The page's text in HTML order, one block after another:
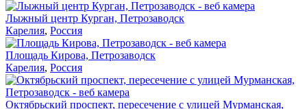
Лыжный центр Курган, Петрозаводск
Карелия, Россия
Площадь Кирова, Петрозаводск
Карелия, Россия
Октябрьский проспект, пересечение с улицей Мурманская,